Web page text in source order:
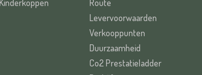
Kinderkoppen
Route
Levervoorwaarden
Verkooppunten
Duurzaamheid
Co2 Prestatieladder